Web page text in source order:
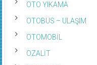
OTO YIKAMA
OTOBÜS – ULAŞIM
OTOMOBİL
OZALİT